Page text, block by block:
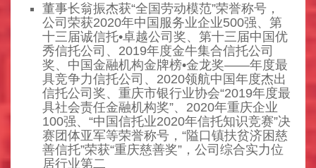
董事长翁振杰获“全国劳动模范”荣誉称号，
公司荣获2020年中国服务业企业500强、第
十三届诚信托•卓越公司奖、第十三届中国优
秀信托公司、2019年度金牛集合信托公司
奖、中国金融机构金牌榜•金龙奖——年度最
具竞争力信托公司、2020领航中国年度杰出
信托公司奖、重庆市银行业协会“2019年度最
具社会责任金融机构奖”、2020年重庆企业
100强、“中国信托业2020年信托知识竞赛”决
赛团体亚军等荣誉称号，“隘口镇扶贫济困慈
善信托”荣获“重庆慈善奖”，公司综合实力位
居行业第二